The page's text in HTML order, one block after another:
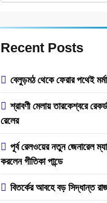
Recent Posts
বেলুড়মঠ থেকে ফেরার পথেই
শ্রাবণী মেলায় তারকেশ্বরে
রেলের
পূর্ব রেল‌ওয়ের নতুন জেনারেল
করলেন গীতিকা পান্ডে
বিতর্কের আবহে বড় সিদ্ধান্ত